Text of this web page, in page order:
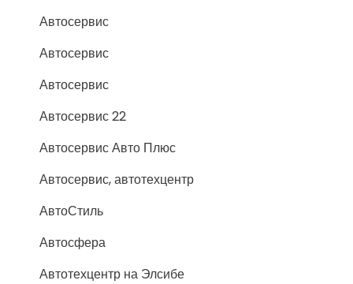
Автосервис
Автосервис
Автосервис
Автосервис 22
Автосервис Авто Плюс
Автосервис, автотехцентр
АвтоСтиль
Автосфера
Автотехцентр на Элсибе